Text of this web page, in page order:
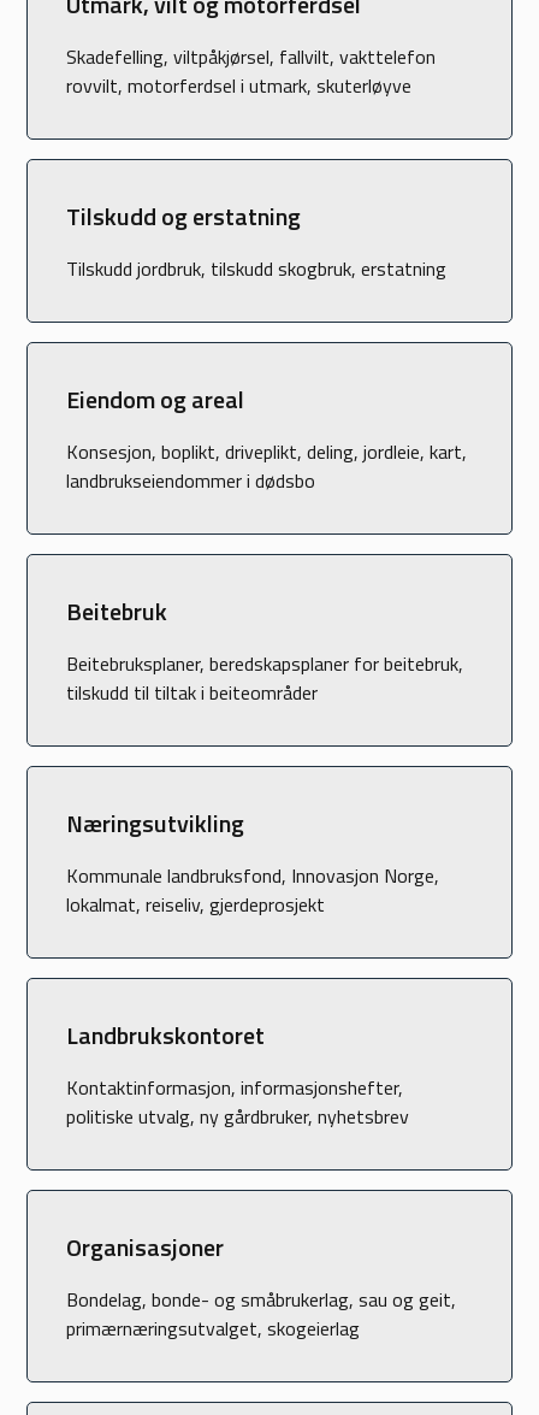
Skadefelling, viltpåkjørsel, fallvilt, vakttelefon
rovvilt, motorferdsel i utmark, skuterløyve
Tilskudd og erstatning
Tilskudd jordbruk, tilskudd skogbruk, erstatning
Eiendom og areal
Konsesjon, boplikt, driveplikt, deling, jordleie, kart,
landbrukseiendommer i dødsbo
Beitebruk
Beitebruksplaner, beredskapsplaner for beitebruk,
tilskudd til tiltak i beiteområder
Næringsutvikling
Kommunale landbruksfond, Innovasjon Norge,
lokalmat, reiseliv, gjerdeprosjekt
Landbrukskontoret
Kontaktinformasjon, informasjonshefter,
politiske utvalg, ny gårdbruker, nyhetsbrev
Organisasjoner
Bondelag, bonde- og småbrukerlag, sau og geit,
primærnæringsutvalget, skogeierlag